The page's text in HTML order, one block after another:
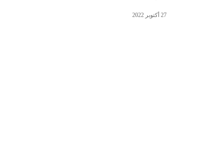
27 أكتوبر 2022